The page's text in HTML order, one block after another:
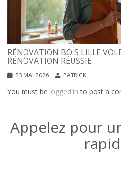
RÉNOVATION BOIS LILLE
RÉNOVATION RÉUSSIE
23 MAI 2026 PATRICK
You must be logged in to post a
Appelez pour